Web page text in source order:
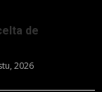
de
2026